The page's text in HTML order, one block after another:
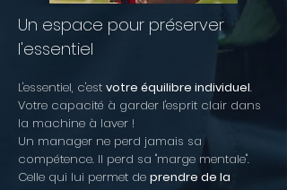
Un espace pour préserver
l'essentiel
L'essentiel, c'est votre équilibre individuel.
Votre capacité à garder l'esprit clair dans
la machine à laver !
Un manager ne perd jamais sa
compétence. Il perd sa "marge mentale".
Celle qui lui permet de prendre de la